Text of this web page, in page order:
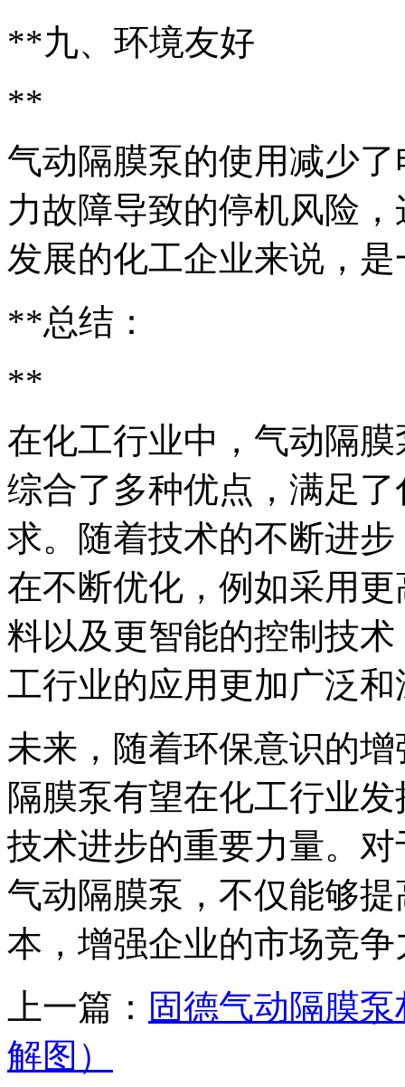
**九、环境友好
**
气动隔膜泵的使用减少
力故障导致的停机风险
发展的化工企业来说，
**总结：
**
在化工行业中，气动隔
综合了多种优点，满足
求。随着技术的不断进
在不断优化，例如采用
料以及更智能的控制技
工行业的应用更加广泛和
未来，随着环保意识的
隔膜泵有望在化工行业
技术进步的重要力量。
气动隔膜泵，不仅能够
本，增强企业的市场竞争
上一篇： 固德气动隔膜
解图）